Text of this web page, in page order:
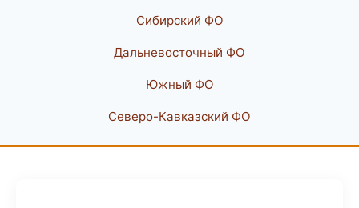
Сибирский ФО
Дальневосточный ФО
Южный ФО
Северо-Кавказский ФО